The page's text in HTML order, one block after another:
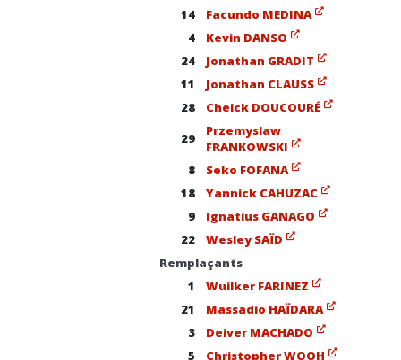
14
Facundo MEDINA
4
Kevin DANSO
24
Jonathan GRADIT
11
Jonathan CLAUSS
28
Cheick DOUCOURÉ
29
Przemyslaw
FRANKOWSKI
8
Seko FOFANA
18
Yannick CAHUZAC
9
Ignatius GANAGO
22
Wesley SAÏD
Remplaçants
1
Wuilker FARINEZ
21
Massadio HAÏDARA
3
Deiver MACHADO
5
Christopher WOOH